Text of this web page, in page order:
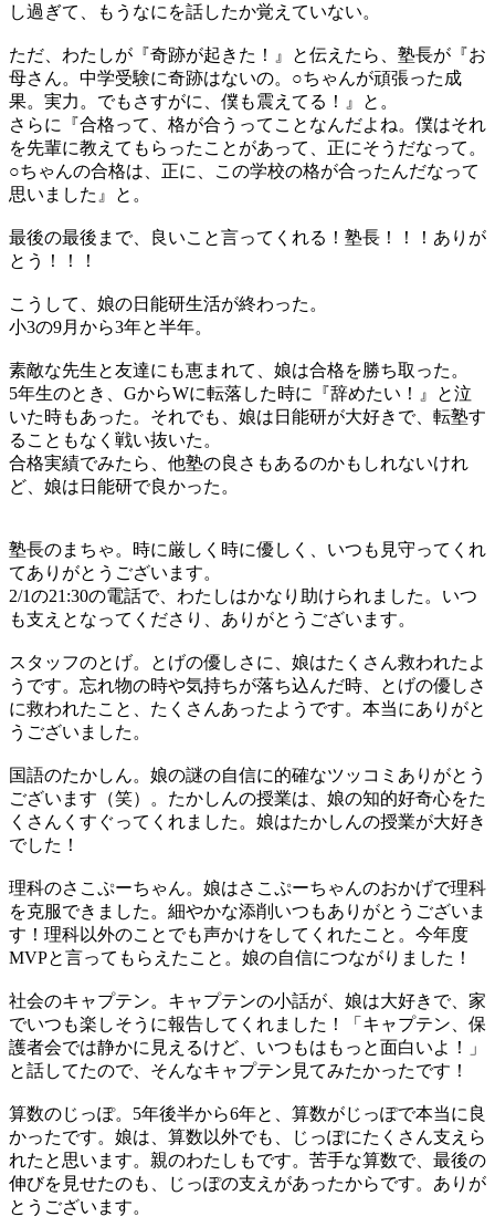
し過ぎて、もうなにを話したか覚えていない。
ただ、わたしが『奇跡が起きた！』と伝えたら、塾長が『お
母さん。中学受験に奇跡はないの。○ちゃんが頑張った成
果。実力。でもさすがに、僕も震えてる！』と。
さらに『合格って、格が合うってことなんだよね。僕はそれ
を先輩に教えてもらったことがあって、正にそうだなって。
○ちゃんの合格は、正に、この学校の格が合ったんだなって
思いました』と。
最後の最後まで、良いこと言ってくれる！塾長！！！ありが
とう！！！
こうして、娘の日能研生活が終わった。
小3の9月から3年と半年。
素敵な先生と友達にも恵まれて、娘は合格を勝ち取った。
5年生のとき、GからWに転落した時に『辞めたい！』と泣
いた時もあった。それでも、娘は日能研が大好きで、転塾す
ることもなく戦い抜いた。
合格実績でみたら、他塾の良さもあるのかもしれないけれ
ど、娘は日能研で良かった。
塾長のまちゃ。時に厳しく時に優しく、いつも見守ってくれ
てありがとうございます。
2/1の21:30の電話で、わたしはかなり助けられました。いつ
も支えとなってくださり、ありがとうございます。
スタッフのとげ。とげの優しさに、娘はたくさん救われたよ
うです。忘れ物の時や気持ちが落ち込んだ時、とげの優しさ
に救われたこと、たくさんあったようです。本当にありがと
うございました。
国語のたかしん。娘の謎の自信に的確なツッコミありがとう
ございます（笑）。たかしんの授業は、娘の知的好奇心をた
くさんくすぐってくれました。娘はたかしんの授業が大好き
でした！
理科のさこぷーちゃん。娘はさこぷーちゃんのおかげで理科
を克服できました。細やかな添削いつもありがとうございま
す！理科以外のことでも声かけをしてくれたこと。今年度
MVPと言ってもらえたこと。娘の自信につながりました！
社会のキャプテン。キャプテンの小話が、娘は大好きで、家
でいつも楽しそうに報告してくれました！「キャプテン、保
護者会では静かに見えるけど、いつもはもっと面白いよ！」
と話してたので、そんなキャプテン見てみたかったです！
算数のじっぽ。5年後半から6年と、算数がじっぽで本当に良
かったです。娘は、算数以外でも、じっぽにたくさん支えら
れたと思います。親のわたしもです。苦手な算数で、最後の
伸びを見せたのも、じっぽの支えがあったからです。ありが
とうございます。